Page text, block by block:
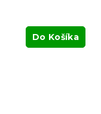
Do Košíka